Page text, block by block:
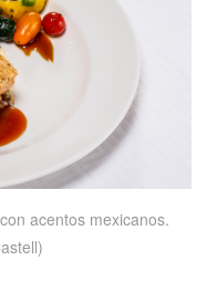
acentos mexicanos.